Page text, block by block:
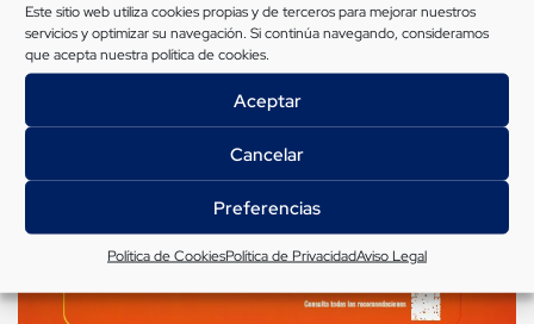
Este sitio web utiliza cookies propias y de terceros para mejorar nuestros
servicios y optimizar su navegación. Si continúa navegando, consideramos
que acepta nuestrapolítica de cookies.
Aceptar
Cancelar
Preferencias
Política de CookiesPolítica de PrivacidadAviso Legal